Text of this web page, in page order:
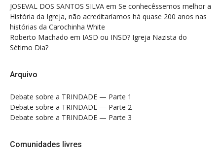
JOSEVAL DOS SANTOS SILVA em Se conhecêssemos melhor a
História da Igreja, não acreditaríamos há quase 200 anos nas
histórias da Carochinha White
Roberto Machado em IASD ou INSD? Igreja Nazista do
Sétimo Dia?
Arquivo
Debate sobre a TRINDADE — Parte 1
Debate sobre a TRINDADE — Parte 2
Debate sobre a TRINDADE — Parte 3
Comunidades livres